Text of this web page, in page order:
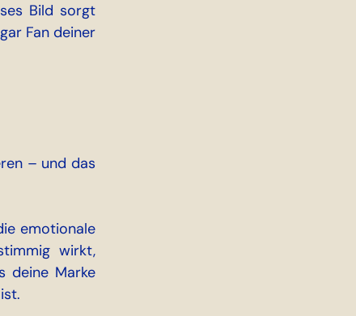
Bild sorgt
Fan deiner
– und das
emotionale
wirkt,
deine Marke